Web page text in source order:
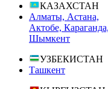
КАЗАХСТАН
Алматы, Астана,
Актобе, Караганда,
Шымкент
УЗБЕКИСТАН
Ташкент